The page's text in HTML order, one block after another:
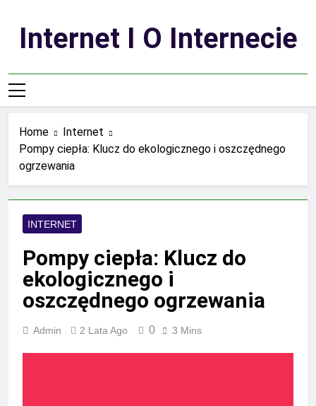
contentInternet I O Internecie
Home
Internet
Pompy ciepła: Klucz do ekologicznego i oszczędnego
ogrzewania
INTERNET
Pompy ciepła: Klucz do
ekologicznego i
oszczędnego ogrzewania
Admin 2 Lata Ago 0 3 Mins